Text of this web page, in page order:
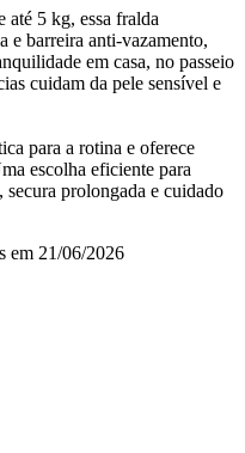
até 5 kg, essa fralda
e barreira anti-vazamento,
em casa, no passeio
cuidam da pele sensível e
para a rotina e oferece
escolha eficiente para
prolongada e cuidado
em 21/06/2026